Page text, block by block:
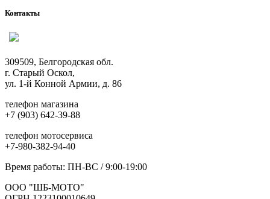
Контакты
309509, Белгородская обл.
г. Старый Оскол,
ул. 1-й Конной Армии, д. 86
телефон магазина
+7 (903) 642-39-88
телефон мотосервиса
+7-980-382-94-40
Время работы: ПН-ВС / 9:00-19:00
ООО "ШБ-МОТО"